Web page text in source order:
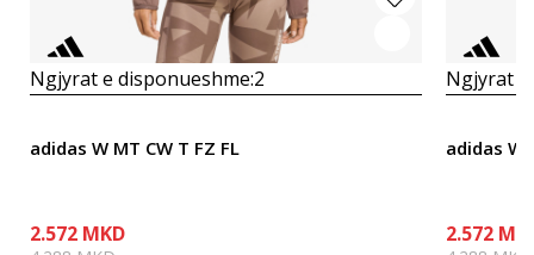
Ngjyrat e disponueshme:2
adidas W MT CW T FZ FL
2.572 MKD
Ngjyrat e
adidas W
2.572